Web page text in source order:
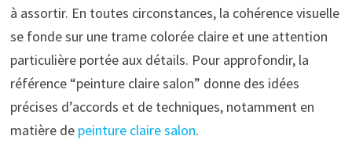
à assortir. En toutes circonstances, la cohérence visuelle
se fonde sur une trame colorée claire et une attention
particulière portée aux détails. Pour approfondir, la
référence “peinture claire salon” donne des idées
précises d’accords et de techniques, notamment en
matière de peinture claire salon.